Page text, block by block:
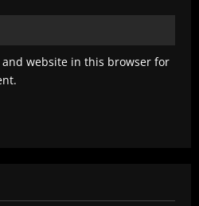
and website in this browser for